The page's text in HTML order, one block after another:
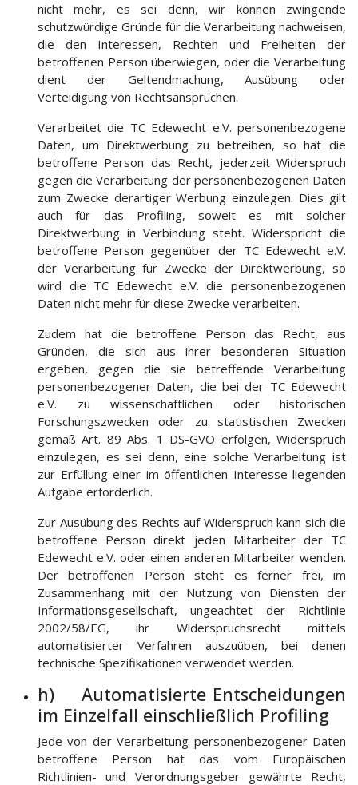
nicht mehr, es sei denn, wir können zwingende
schutzwürdige Gründe für die Verarbeitung nachweisen,
die den Interessen, Rechten und Freiheiten der
betroffenen Person überwiegen, oder die Verarbeitung
dient der Geltendmachung, Ausübung oder
Verteidigung von Rechtsansprüchen.
Verarbeitet die TC Edewecht e.V. personenbezogene
Daten, um Direktwerbung zu betreiben, so hat die
betroffene Person das Recht, jederzeit Widerspruch
gegen die Verarbeitung der personenbezogenen Daten
zum Zwecke derartiger Werbung einzulegen. Dies gilt
auch für das Profiling, soweit es mit solcher
Direktwerbung in Verbindung steht. Widerspricht die
betroffene Person gegenüber der TC Edewecht e.V.
der Verarbeitung für Zwecke der Direktwerbung, so
wird die TC Edewecht e.V. die personenbezogenen
Daten nicht mehr für diese Zwecke verarbeiten.
Zudem hat die betroffene Person das Recht, aus
Gründen, die sich aus ihrer besonderen Situation
ergeben, gegen die sie betreffende Verarbeitung
personenbezogener Daten, die bei der TC Edewecht
e.V. zu wissenschaftlichen oder historischen
Forschungszwecken oder zu statistischen Zwecken
gemäß Art. 89 Abs. 1 DS-GVO erfolgen, Widerspruch
einzulegen, es sei denn, eine solche Verarbeitung ist
zur Erfüllung einer im öffentlichen Interesse liegenden
Aufgabe erforderlich.
Zur Ausübung des Rechts auf Widerspruch kann sich die
betroffene Person direkt jeden Mitarbeiter der TC
Edewecht e.V. oder einen anderen Mitarbeiter wenden.
Der betroffenen Person steht es ferner frei, im
Zusammenhang mit der Nutzung von Diensten der
Informationsgesellschaft, ungeachtet der Richtlinie
2002/58/EG, ihr Widerspruchsrecht mittels
automatisierter Verfahren auszuüben, bei denen
technische Spezifikationen verwendet werden.
h) Automatisierte Entscheidungen
im Einzelfall einschließlich Profiling
Jede von der Verarbeitung personenbezogener Daten
betroffene Person hat das vom Europäischen
Richtlinien- und Verordnungsgeber gewährte Recht,